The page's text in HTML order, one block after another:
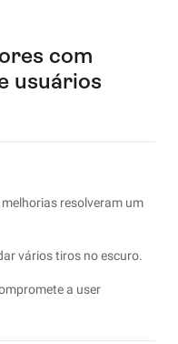
com
usuários
resolveram um
vários tiros no escuro.
a user